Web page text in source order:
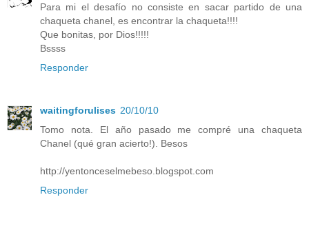
Para mi el desafío no consiste en sacar partido de una
chaqueta chanel, es encontrar la chaqueta!!!!
Que bonitas, por Dios!!!!!
Bssss
Responder
waitingforulises 20/10/10
Tomo nota. El año pasado me compré una chaqueta
Chanel (qué gran acierto!). Besos
http://yentonceselmebeso.blogspot.com
Responder